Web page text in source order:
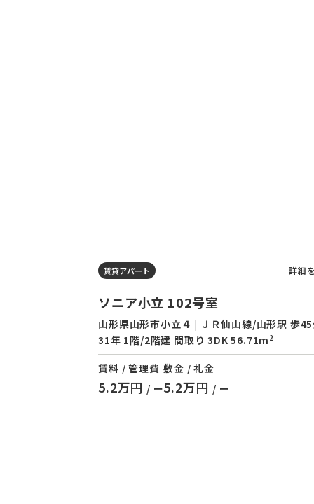
賃貸アパート 詳細
ソニア小立 102号室
山形県山形市小立４ | ＪＲ仙山線/山形駅 歩
31年 1階/2階建 間取り 3DK 56.71m 2
賃料 / 管理費
5.2万円 / ー
敷金 / 礼金
5.2万円 / ー